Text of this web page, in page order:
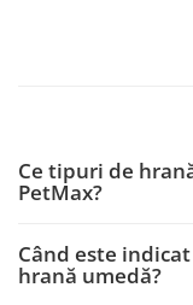
Ce tipuri de
PetMax?
Când este
hrană umedă?